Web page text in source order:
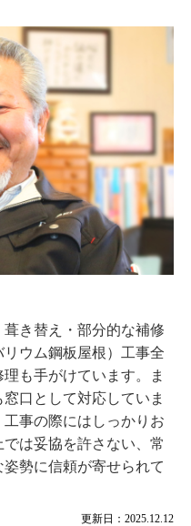
更新日：2025.12.12
き替え・部分的な補修
ウム鋼板屋根）工事全
も手がけています。ま
口として対応していま
事の際にはしっかりお
は妥協を許さない、常
勢に信頼が寄せられて